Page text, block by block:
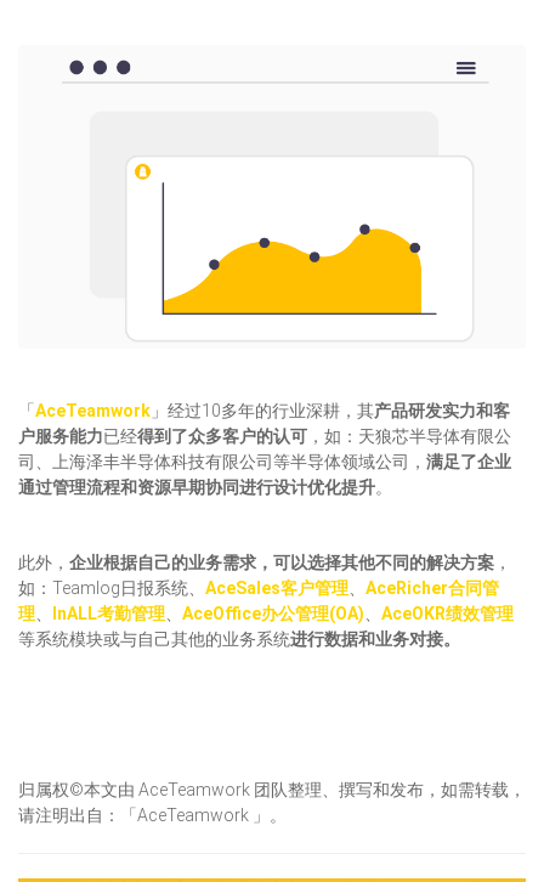
「 AceTeamwork 」经过10多年的行业深耕，其产品研发实力和客
户服务能力已经得到了众多客户的认可 ，如：天狼芯半导体有限公
司、上海泽丰半导体科技有限公司等半导体领域公司， 满足了企业
通过管理流程和资源早期协同进行设计优化提升。
此外， 企业根据自己的业务需求，可以选择其他不同的解决方案 ，
如：Teamlog日报系统、 AceSales客户管理
AceRicher合同管
理
InALL考勤管理 AceOffice办公管理(OA)
AceOKR绩效管理
等系统模块或与自己其他的业务系统进行数据和业务对接。
归属权©本文由 AceTeamwork 团队整理、撰写和发布，如需转载，
请注明出自：「AceTeamwork 」。